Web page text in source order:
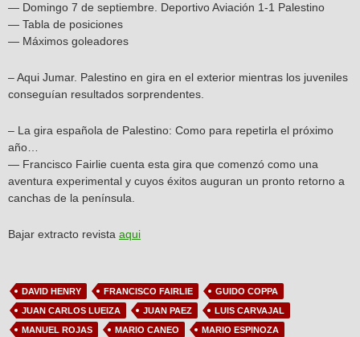
— Domingo 7 de septiembre. Deportivo Aviación 1-1 Palestino
— Tabla de posiciones
— Máximos goleadores
– Aqui Jumar. Palestino en gira en el exterior mientras los juveniles
conseguían resultados sorprendentes.
– La gira española de Palestino: Como para repetirla el próximo
año…
— Francisco Fairlie cuenta esta gira que comenzó como una
aventura experimental y cuyos éxitos auguran un pronto retorno a
canchas de la península.
Bajar extracto revista aqui
DAVID HENRY FRANCISCO FAIRLIE
GUIDO COPPA
JUAN CARLOS LUEIZA
JUAN PAEZ
LUIS CARVAJAL
MANUEL ROJAS
MARIO CANEO
MARIO ESPINOZA